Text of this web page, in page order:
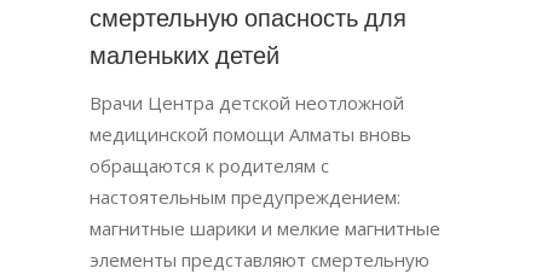
смертельную опасность для
маленьких детей
Врачи Центра детской неотложной
медицинской помощи Алматы вновь
обращаются к родителям с
настоятельным предупреждением:
магнитные шарики и мелкие магнитные
элементы представляют смертельную